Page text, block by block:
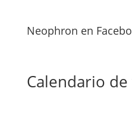
Neophron en
Calendario